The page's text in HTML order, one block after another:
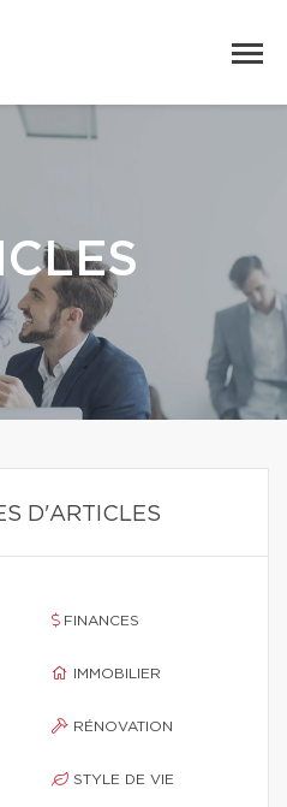
D'ARTICLES
FINANCES
IMMOBILIER
RÉNOVATION
STYLE DE VIE